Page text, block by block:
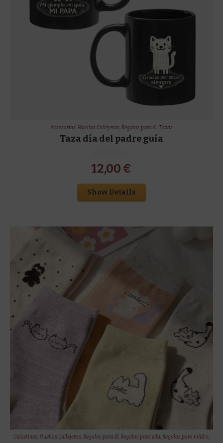
Accesorios, Huellas Callejeras, Regalos para él, Tazas
Taza día del padre guía
12,00 €
Show Details
Calcetines,Huellas Callejeras,Regalos para él,Regalos para ella,Regalos para niñ@s,